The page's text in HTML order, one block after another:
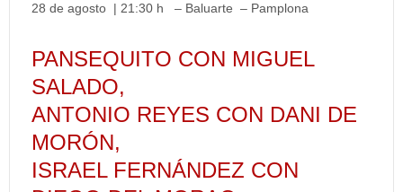
28 de agosto | 21:30 h – Baluarte – Pamplona
PANSEQUITO CON MIGUEL
SALADO,
ANTONIO REYES CON DANI DE
MORÓN,
ISRAEL FERNÁNDEZ CON